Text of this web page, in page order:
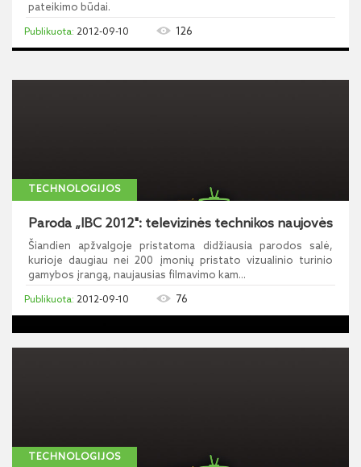
pateikimo būdai.
2012-09-10 126
TECHNOLOGIJOS
Paroda „IBC 2012": televizinės technikos naujovės
Šiandien apžvalgoje pristatoma didžiausia parodos salė,
kurioje daugiau nei 200 įmonių pristato vizualinio turinio
gamybos įrangą, naujausias filmavimo kam...
2012-09-10 76
TECHNOLOGIJOS